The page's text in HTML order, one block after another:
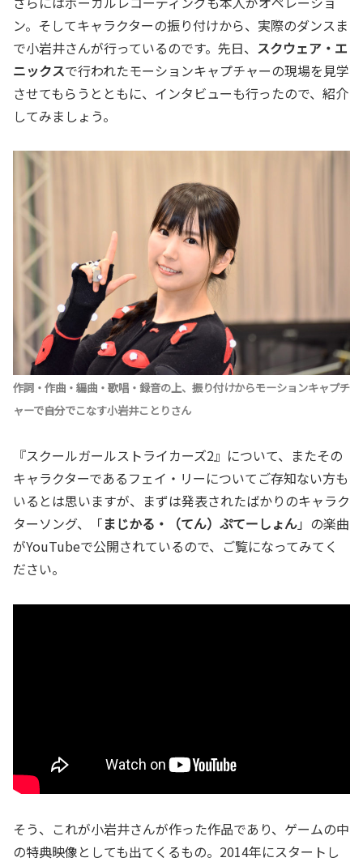
ン。そしてキャラクターの振り付けから、実際のダンスま
で小岩井さんが行っているのです。先日、 スクウェア・エ
ニックスで行われたモーションキャプチャーの現場を見学
させてもらうとともに、インタビューも行ったので、紹介
してみましょう。
作詞・作曲・編曲・歌唱・録音の上、振り付けからモーションキャプチ
ャーで自分でこなす小岩井ことりさん
『スクールガールストライカーズ2』について、またその
キャラクターであるフェイ・リーについてご存知ない方も
いるとは思いますが、まずは発表されたばかりのキャラク
ターソング、「まじかる・（てん）ぷてーしょん」の楽曲
がYouTubeで公開されているので、ご覧になってみてく
ださい。
そう、これが小岩井さんが作った作品であり、ゲームの中
の特典映像としても出てくるもの。2014年にスタートし